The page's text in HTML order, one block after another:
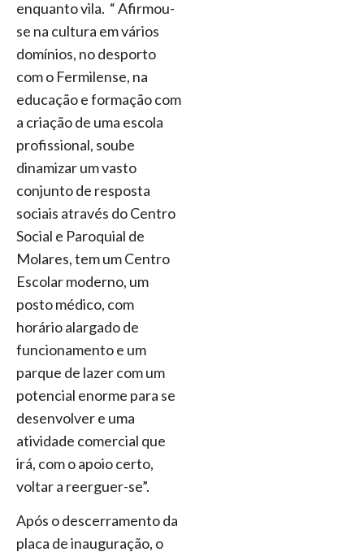
enquanto vila. “ Afirmou-
se na cultura em vários
domínios, no desporto
com o Fermilense, na
educação e formação com
a criação de uma escola
profissional, soube
dinamizar um vasto
conjunto de resposta
sociais através do Centro
Social e Paroquial de
Molares, tem um Centro
Escolar moderno, um
posto médico, com
horário alargado de
funcionamento e um
parque de lazer com um
potencial enorme para se
desenvolver e uma
atividade comercial que
irá, com o apoio certo,
voltar a reerguer-se”.
Após o descerramento da
placa de inauguração, o